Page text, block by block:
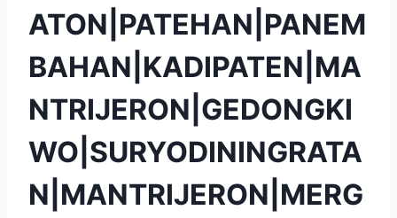
ATON|PATEHAN|PANEM
BAHAN|KADIPATEN|MA
NTRIJERON|GEDONGKI
WO|SURYODININGRATA
N|MANTRIJERON|MERG